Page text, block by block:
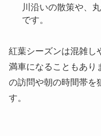
川沿いの散策や、
です。
紅葉シーズンは混雑し
満車になることもあり
の訪問や朝の時間帯を
す。